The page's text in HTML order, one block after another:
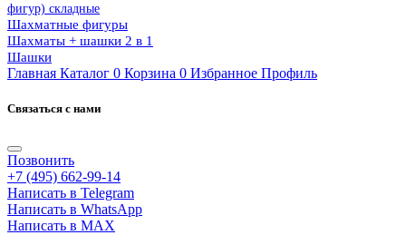
фигур) складные
Шахматные фигуры
Шахматы + шашки 2 в 1
Шашки
Главная Каталог 0 Корзина 0 Избранное Профиль
Связаться с нами
Позвонить
+7 (495) 662-99-14
Написать в Telegram
Написать в WhatsApp
Написать в MAX